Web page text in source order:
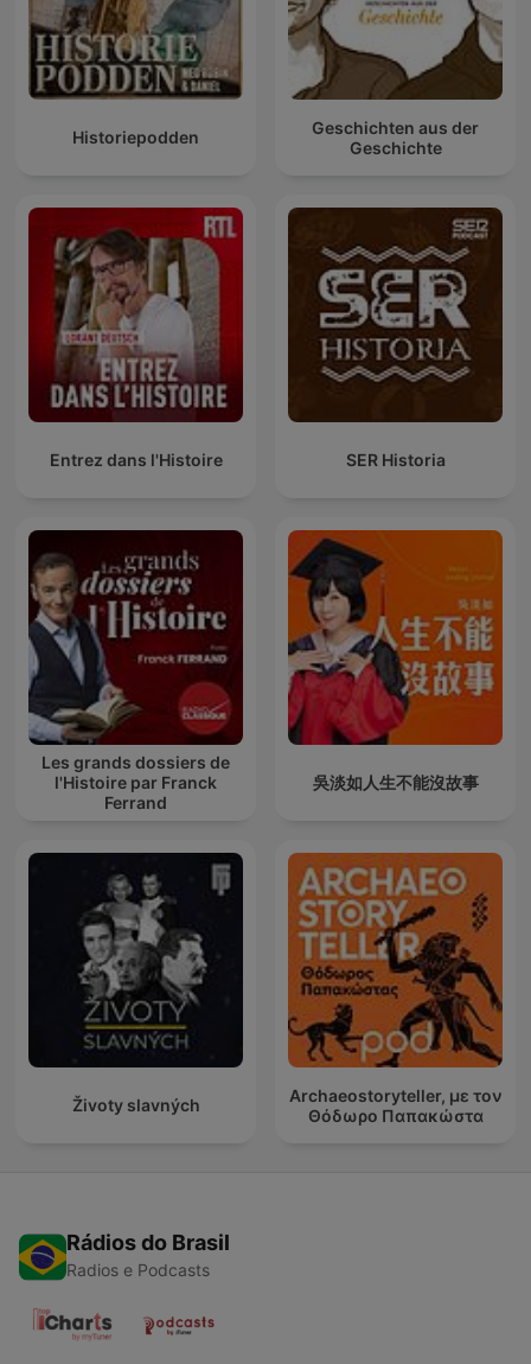
Historiepodden
Geschichten aus der
Geschichte
Entrez dans l'Histoire SER Historia
Les grands dossiers de
l'Histoire par Franck
Ferrand
吳淡如人生不能沒故事
Životy slavných
Archaeostoryteller, με τον
Θόδωρο Παπακώστα
Rádios do Brasil
Radios e Podcasts